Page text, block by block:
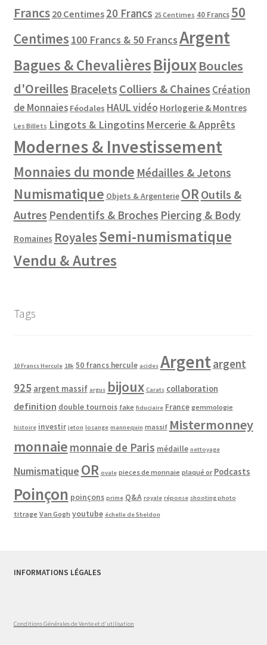
Francs 20 Centimes 20 Francs 25 Centimes 40 Francs 50
Centimes 100 Francs & 50 FrancsArgent
Bagues & ChevalièresBijouxBoucles
d'Oreilles Bracelets Colliers & Chaines Création
de Monnaies Féodales HAUL vidéo Horlogerie & Montres
Les Billets Lingots & Lingotins Mercerie & Apprêts
Modernes & Investissement
Monnaies du monde Médailles & Jetons
Numismatique Objets & Argenterie OR Outils &
Autres Pendentifs & Broches Piercing & Body
Romaines RoyalesSemi-numismatique
Vendu & Autres
Tags
10 Francs Hercule 18k 50 francs hercule acides Argentargent
925 argent massif argus bijoux Carats collaboration
definition double tournois fake fiduciaire France gemmologie
histoire investir jeton losange mannequin massif Mistermonney
monnaie monnaie de Paris médaille nettoyage
Numismatique OR ovale pieces de monnaie plaqué or Podcasts
Poinçon poinçons prime Q&A royale réponse shooting photo
titrage Van Gogh youtube échelle de Sheldon
INFORMATIONS LÉGALES
Conditions Générales de Vente et d'utilisation